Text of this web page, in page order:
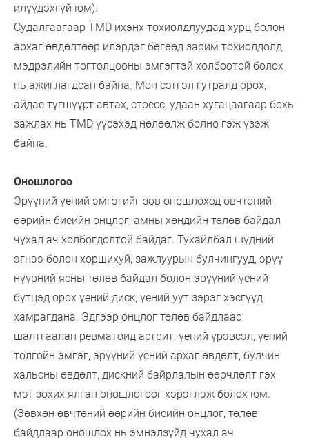
илүүдэхгүй юм).
Судалгаагаар TMD ихэнх тохиолдлуудад хурц болон
архаг өвдөлтөөр илэрдэг бөгөөд зарим тохиолдолд
мэдрэлийн тогтолцооны эмгэгтэй холбоотой болох
нь ажиглагдсан байна. Мөн сэтгэл гутралд орох,
айдас түгшүүрт автах, стресс, удаан хугацаагаар бохь
зажлах нь TMD үүсэхэд нөлөөлж болно гэж үзэж
байна.
Оношлогоо
Эрүүний үений эмгэгийг зөв оношлоход өвчтөний
өөрийн биеийн онцлог, амны хөндийн төлөв байдал
чухал ач холбогдолтой байдаг. Тухайлбал шүдний
эгнээ болон хоршихуй, зажлуурын булчингууд, эрүү
нүүрний ясны төлөв байдал болон эрүүний үений
бүтцэд орох үений диск, үений уут зэрэг хэсгүүд
хамрагдана. Эдгээр онцлог төлөв байдлаас
шалтгаалан ревматоид артрит, үений үрэвсэл, үений
толгойн эмгэг, эрүүний үений архаг өвдөлт, булчин
хальсны өвдөлт, дискний байрлалын өөрчлөлт гэх
мэт зохих ялган оношлогоог хэрэглэж болох юм.
(Зөвхөн өвчтөний өөрийн биеийн онцлог, төлөв
байдлаар оношлох нь эмнэлзүйд чухал ач